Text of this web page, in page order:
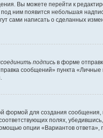
Вы можете перейти к
ним появится небольшая
сами написать о сделанных
подпись в форме
сообщений» пункта
формой для создания сообщения,
полях,
опции «Вариантов